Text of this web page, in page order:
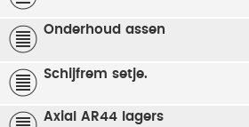
Onderhoud assen
Schijfrem setje.
Axial AR44 lagers